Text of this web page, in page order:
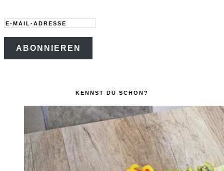
E-
Mail-
Adresse
ABONNIEREN
KENNST DU SCHON?